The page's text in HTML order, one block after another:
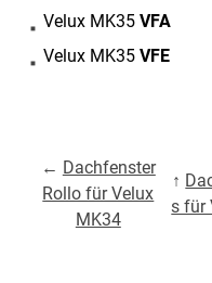
Velux MK35VFA
Velux MK35VFE
← Dachfenster
Rollo für Velux
MK34
↑
s für